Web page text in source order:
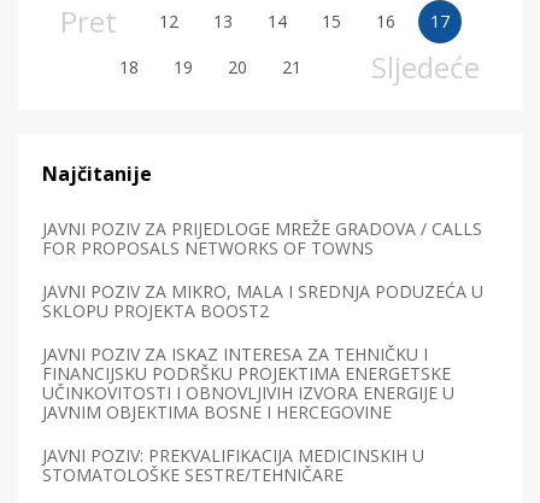
Pret 12 13 14 15 16
17
18
19 20 21 Sljedeće
Najčitanije
JAVNI POZIV ZA PRIJEDLOGE MREŽE GRADOVA / CALLS
FOR PROPOSALS NETWORKS OF TOWNS
JAVNI POZIV ZA MIKRO, MALA I SREDNJA PODUZEĆA U
SKLOPU PROJEKTA BOOST2
JAVNI POZIV ZA ISKAZ INTERESA ZA TEHNIČKU I
FINANCIJSKU PODRŠKU PROJEKTIMA ENERGETSKE
UČINKOVITOSTI I OBNOVLJIVIH IZVORA ENERGIJE U
JAVNIM OBJEKTIMA BOSNE I HERCEGOVINE
JAVNI POZIV: PREKVALIFIKACIJA MEDICINSKIH U
STOMATOLOŠKE SESTRE/TEHNIČARE